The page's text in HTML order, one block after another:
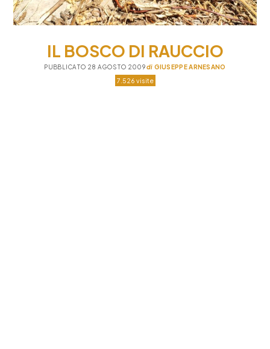
IL BOSCO DI RAUCCIO
PUBBLICATO 28 AGOSTO 2009di GIUSEPPE ARNESANO
7.526 visite